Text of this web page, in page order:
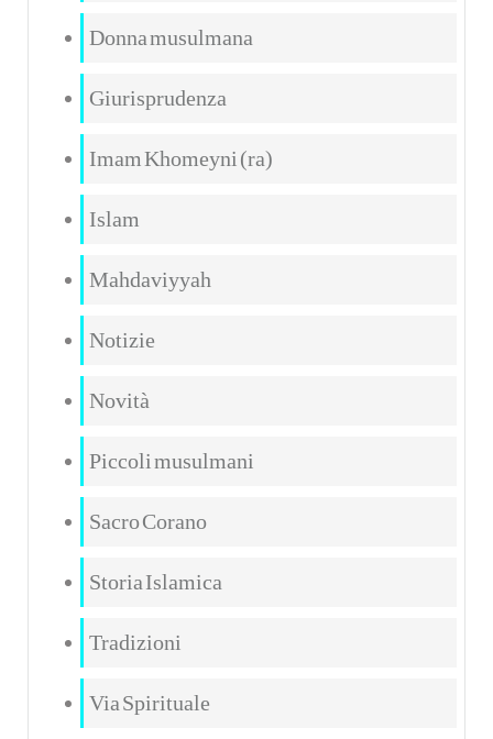
Donna musulmana
Giurisprudenza
Imam Khomeyni (ra)
Islam
Mahdaviyyah
Notizie
Novità
Piccoli musulmani
Sacro Corano
Storia Islamica
Tradizioni
Via Spirituale